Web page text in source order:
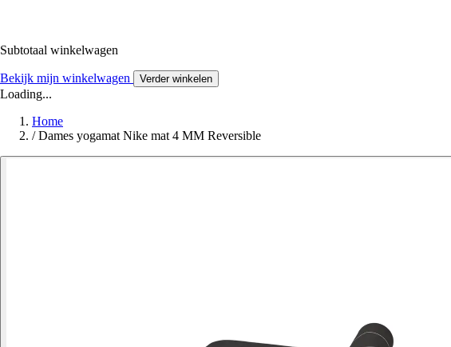
Subtotaal winkelwagen
Bekijk mijn winkelwagen Verder winkelen
Loading...
Home
/ Dames yogamat Nike mat 4 MM Reversible